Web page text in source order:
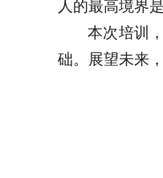
人的最高境界
本次培训
础。展望未来